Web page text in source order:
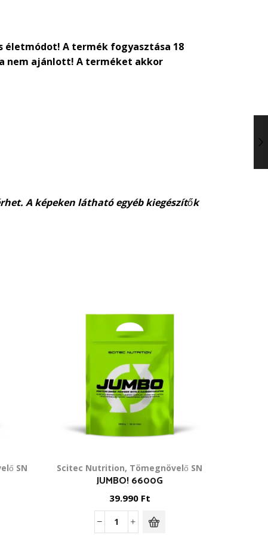
A termék fogyasztása 18
nem ajánlott! A terméket akkor
A képeken látható egyéb kiegészítők
SN Scitec Nutrition, Tömegnövelő SN
JUMBO! 6600G
39.990 Ft
Jumbo!